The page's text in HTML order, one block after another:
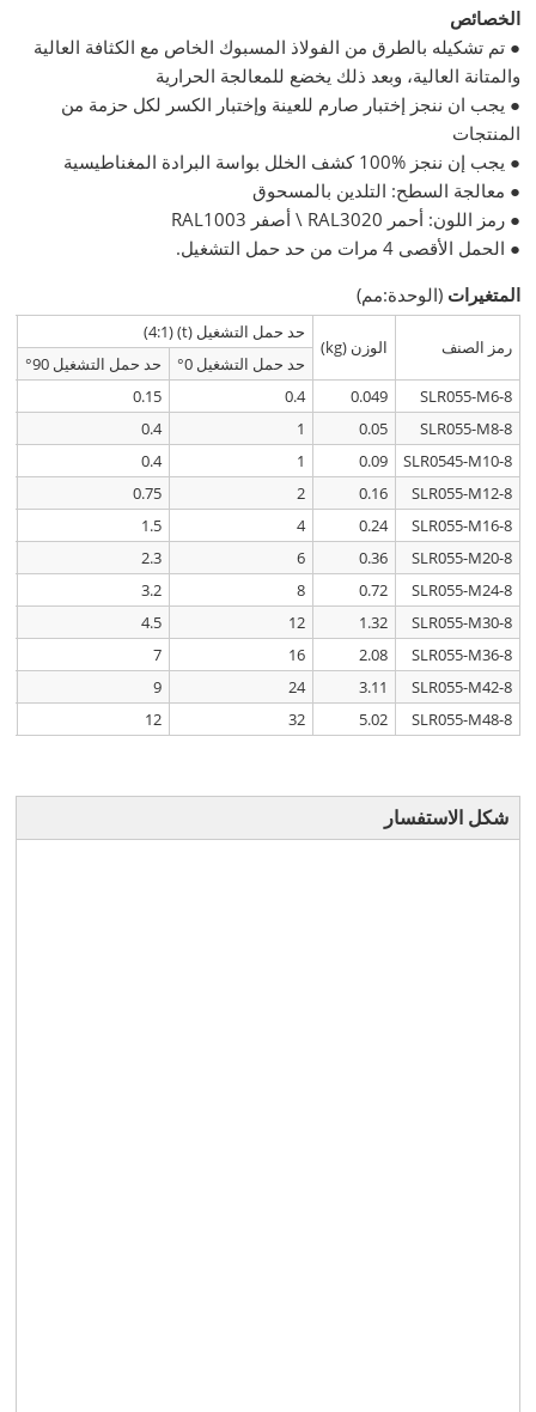
الخصائص
● تم تشكيله بالطرق من الفولاذ المسبوك الخاص مع الكثافة العالية
والمتانة العالية، وبعد ذلك يخضع للمعالجة الحرارية
● يجب ان ننجز إختبار صارم للعينة وإختبار الكسر لكل حزمة من
المنتجات
● يجب إن ننجز100% كشف الخلل بواسة البرادة المغناطيسية
● معالجة السطح: التلدين بالمسحوق
● رمز اللون: أحمر RAL3020 \ أصفر RAL1003
● الحمل الأقصى 4 مرات من حد حمل التشغيل.
المتغيرات(الوحدة:مم)
رمز الصنف الوزن (kg)
حد حمل التشغيل (t) (4:1)
حد حمل التشغيل 0°
حد حمل التشغيل 90°
8-SLR055-M6
0.049
0.4
0.15
8-SLR055-M8
0.05
1
0.4
8-SLR0545-M10
0.09
1
0.4
8-SLR055-M12
0.16
2
0.75
8-SLR055-M16
0.24
4
1.5
8-SLR055-M20
0.36
6
2.3
8-SLR055-M24
0.72
8
3.2
8-SLR055-M30
1.32
12
4.5
8-SLR055-M36
2.08
16
7
8-SLR055-M42
3.11
24
9
8-SLR055-M48
5.02
32
12
شكل الاستفسار